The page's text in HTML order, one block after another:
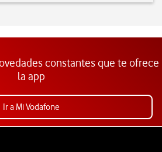
constantes que te ofrece
la app
Ir a Mi Vodafone
sociales de Vodafone